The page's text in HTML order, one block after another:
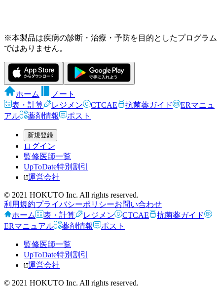
※本製品は疾病の診断・治療・予防を目的としたプログラム
ではありません。
ホーム
ノート
表・計算
レジメン CTCAE 抗菌薬ガイド
ERマニュ
アル
薬剤情報 ポスト
新規登録
ログイン
監修医師一覧
UpToDate特別割引
運営会社
© 2021 HOKUTO Inc. All rights reserved.
利用規約プライバシーポリシーお問い合わせ
ホーム
表・計算 レジメン CTCAE
抗菌薬ガイド
ERマニュアル
薬剤情報 ポスト
監修医師一覧
UpToDate特別割引
運営会社
© 2021 HOKUTO Inc. All rights reserved.